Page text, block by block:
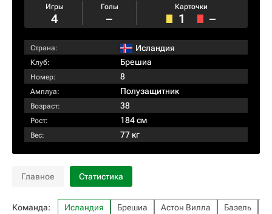
Игры
4
Голы
–
Карточки
1 –
Страна: Исландия
Клуб: Брешиа
Номер: 8
Амплуа: Полузащитник
Возраст: 38
Рост: 184 см
Вес: 77 кг
Главное Статистика
Команда: Исландия Брешиа Астон Вилла Базель